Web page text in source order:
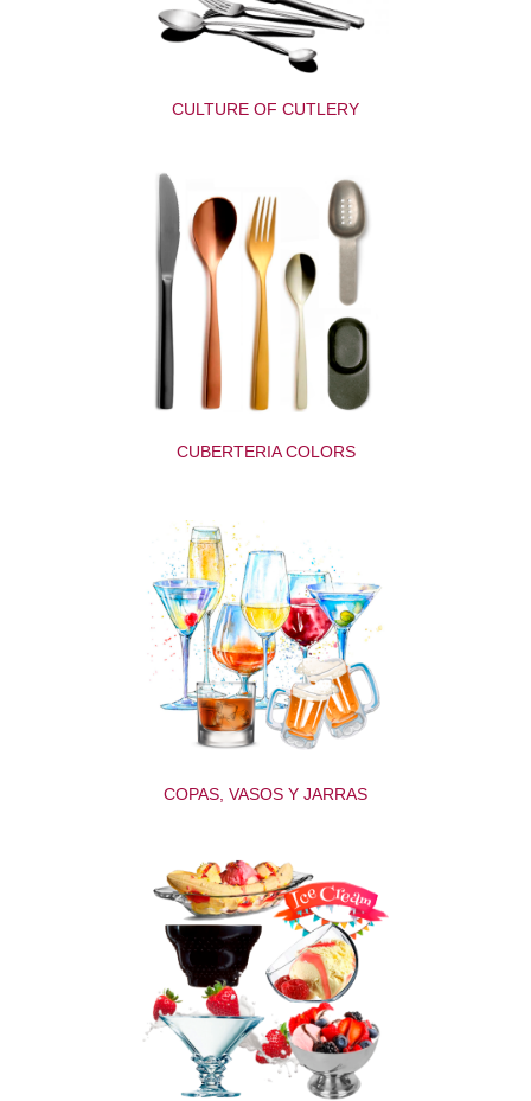
CULTURE OF CUTLERY
CUBERTERIA COLORS
COPAS, VASOS Y JARRAS